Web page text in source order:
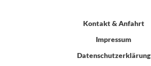
Kontakt & Anfahrt
Impressum
Datenschutzerklärung